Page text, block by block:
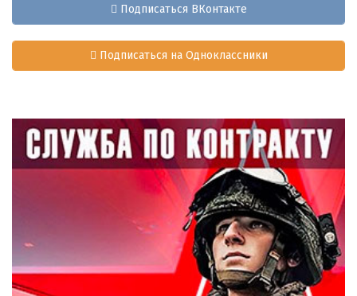
Подписаться ВКонтакте
Подписаться на Одноклассники